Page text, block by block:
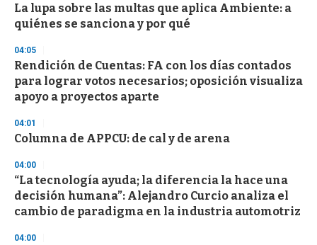
La lupa sobre las multas que aplica Ambiente: a
quiénes se sanciona y por qué
04:05
Rendición de Cuentas: FA con los días contados
para lograr votos necesarios; oposición visualiza
apoyo a proyectos aparte
04:01
Columna de APPCU: de cal y de arena
04:00
“La tecnología ayuda; la diferencia la hace una
decisión humana”: Alejandro Curcio analiza el
cambio de paradigma en la industria automotriz
04:00